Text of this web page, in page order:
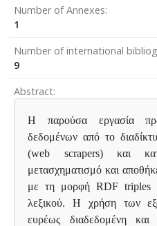
Number of Annexes
1
Number of international
9
Abstract
Η παρούσα εργασία
δεδομένων από το
(web scrapers) και
μετασχηματισμό και
με τη μορφή RDF triples
λεξικού. Η χρήση των
ευρέως διαδεδομένη